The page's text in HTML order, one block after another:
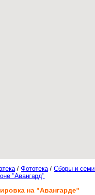
/ Фототека/ Сборы и
"Авангард"
на "Авангарде"